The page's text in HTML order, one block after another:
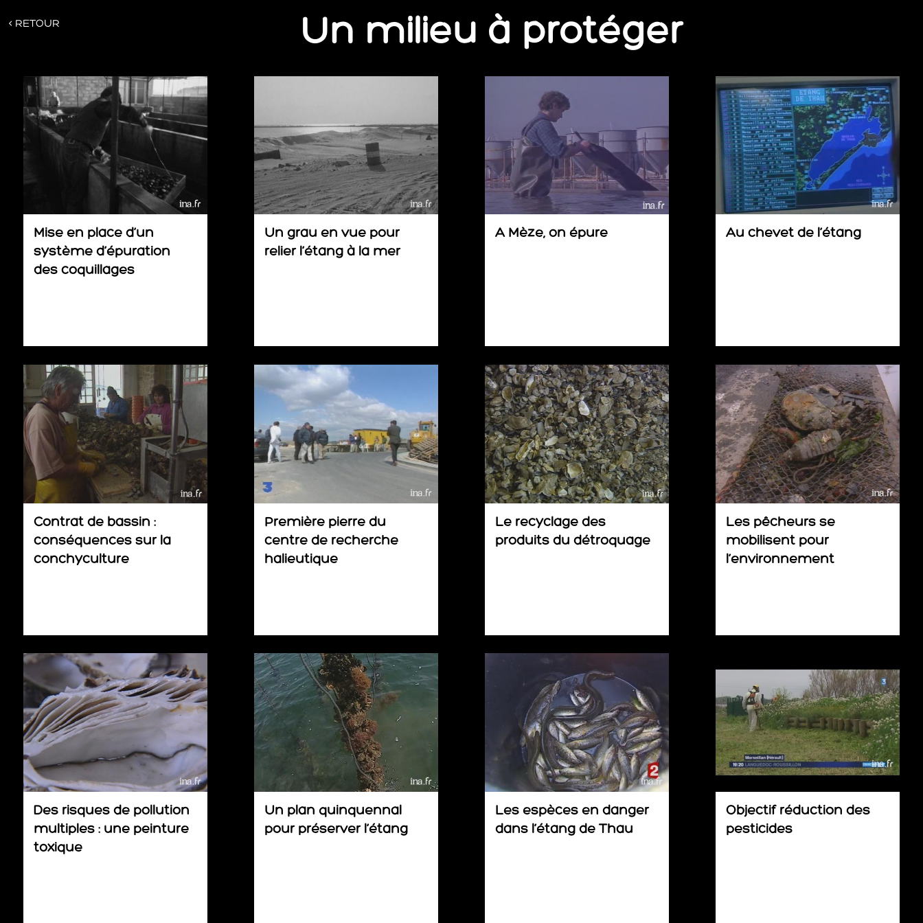
< RETOUR Un milieu à protéger
Mise en place d’un
système d’épuration
des coquillages
Un grau en vue pour
relier l’étang à la mer
A Mèze, on épure Au chevet de l’étang
Contrat de bassin :
conséquences sur la
conchyculture
Première pierre du
centre de recherche
halieutique
Le recyclage des
produits du détroquage
Les pêcheurs se
mobilisent pour
l’environnement
Des risques de pollution
multiples : une peinture
toxique
Un plan quinquennal
pour préserver l’étang
Les espèces en danger
dans l’étang de Thau
Objectif réduction des
pesticides